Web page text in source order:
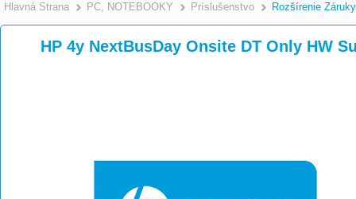
Hlavná Strana >
PC, NOTEBOOKY >
Príslušenstvo Rozšírenie Záruky
HP 4y NextBusDay Onsite DT Only HW